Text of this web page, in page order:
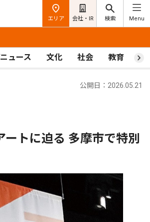
エリア 会社・IR 検索 Menu
ュース 文化 社会 教育 ス
公開日：2026.05.21
ートに迫る 多摩市で特別